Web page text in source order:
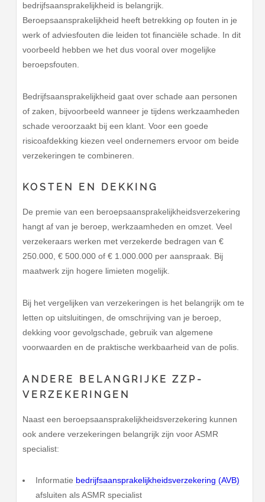
bedrijfsaansprakelijkheid is belangrijk.
Beroepsaansprakelijkheid heeft betrekking op fouten in je
werk of adviesfouten die leiden tot financiële schade. In dit
voorbeeld hebben we het dus vooral over mogelijke
beroepsfouten.
Bedrijfsaansprakelijkheid gaat over schade aan personen
of zaken, bijvoorbeeld wanneer je tijdens werkzaamheden
schade veroorzaakt bij een klant. Voor een goede
risicoafdekking kiezen veel ondernemers ervoor om beide
verzekeringen te combineren.
KOSTEN EN DEKKING
De premie van een beroepsaansprakelijkheidsverzekering
hangt af van je beroep, werkzaamheden en omzet. Veel
verzekeraars werken met verzekerde bedragen van €
250.000, € 500.000 of € 1.000.000 per aanspraak. Bij
maatwerk zijn hogere limieten mogelijk.
Bij het vergelijken van verzekeringen is het belangrijk om te
letten op uitsluitingen, de omschrijving van je beroep,
dekking voor gevolgschade, gebruik van algemene
voorwaarden en de praktische werkbaarheid van de polis.
ANDERE BELANGRIJKE ZZP-
VERZEKERINGEN
Naast een beroepsaansprakelijkheidsverzekering kunnen
ook andere verzekeringen belangrijk zijn voor ASMR
specialist:
Informatie bedrijfsaansprakelijkheidsverzekering (AVB)
afsluiten als ASMR specialist